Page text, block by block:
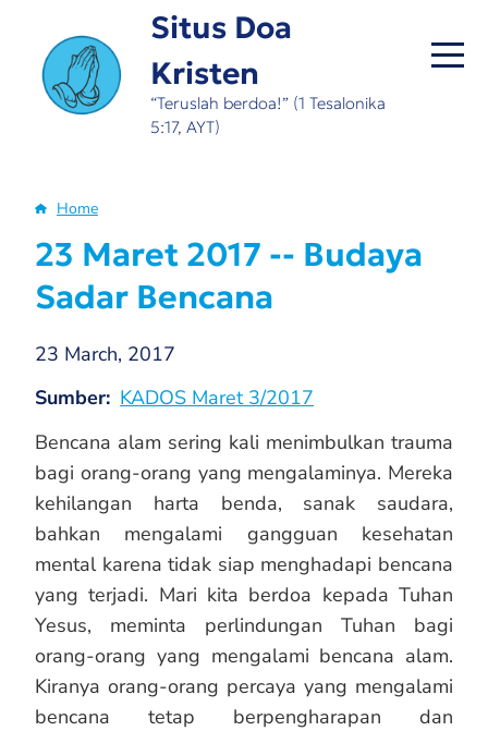
main
content
Situs Doa
Kristen
“Teruslah berdoa!” (1 Tesalonika
5:17, AYT)
Breadcrumb
Home
23 Maret 2017 -- Budaya
Sadar Bencana
23 March, 2017
Sumber KADOS Maret 3/2017
Bencana alam sering kali menimbulkan trauma
bagi orang-orang yang mengalaminya. Mereka
kehilangan harta benda, sanak saudara,
bahkan mengalami gangguan kesehatan
mental karena tidak siap menghadapi bencana
yang terjadi. Mari kita berdoa kepada Tuhan
Yesus, meminta perlindungan Tuhan bagi
orang-orang yang mengalami bencana alam.
Kiranya orang-orang percaya yang mengalami
bencana tetap berpengharapan dan